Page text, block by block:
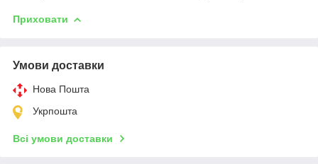
Приховати
Умови доставки
Нова Пошта
Укрпошта
Всі умови доставки